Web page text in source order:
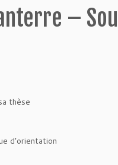
–
thèse
d’orientation